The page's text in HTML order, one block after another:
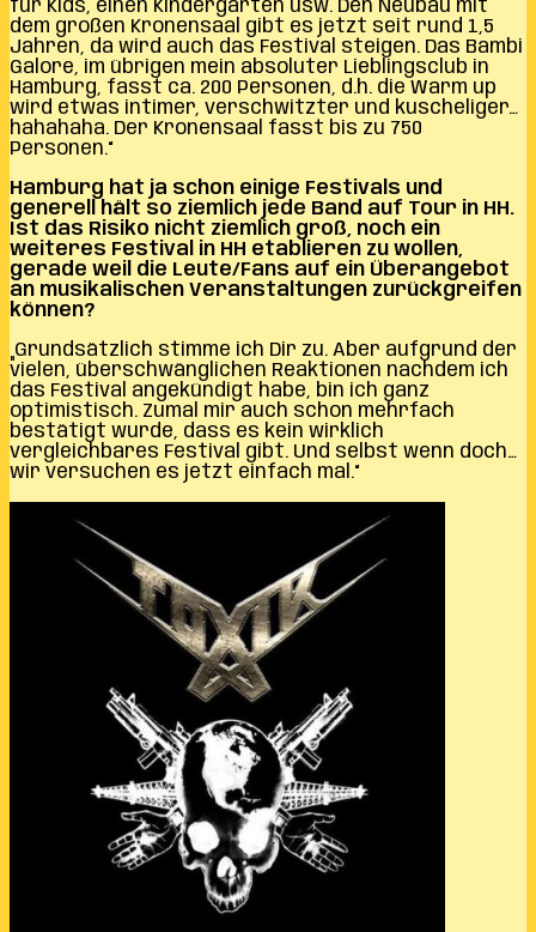
für Kids, einen Kindergarten usw. Den Neubau mit
dem großen Kronensaal gibt es jetzt seit rund 1,5
Jahren, da wird auch das Festival steigen. Das Bambi
Galore, im übrigen mein absoluter Lieblingsclub in
Hamburg, fasst ca. 200 Personen, d.h. die Warm up
wird etwas intimer, verschwitzter und kuscheliger…
hahahaha. Der Kronensaal fasst bis zu 750
Personen.“
Hamburg hat ja schon einige Festivals und
generell hält so ziemlich jede Band auf Tour in HH.
Ist das Risiko nicht ziemlich groß, noch ein
weiteres Festival in HH etablieren zu wollen,
gerade weil die Leute/Fans auf ein Überangebot
an musikalischen Veranstaltungen zurückgreifen
können?
„Grundsätzlich stimme ich Dir zu. Aber aufgrund der
vielen, überschwänglichen Reaktionen nachdem ich
das Festival angekündigt habe, bin ich ganz
optimistisch. Zumal mir auch schon mehrfach
bestätigt wurde, dass es kein wirklich
vergleichbares Festival gibt. Und selbst wenn doch…
wir versuchen es jetzt einfach mal.“